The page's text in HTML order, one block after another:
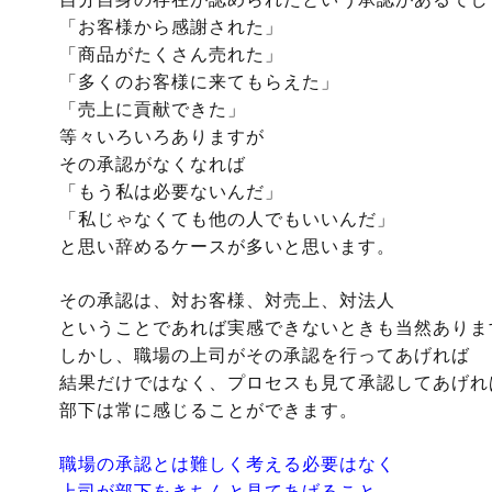
「お客様から感謝された」
「商品がたくさん売れた」
「多くのお客様に来てもらえた」
「売上に貢献できた」
等々いろいろありますが
その承認がなくなれば
「もう私は必要ないんだ」
「私じゃなくても他の人でもいいんだ」
と思い辞めるケースが多いと思います。
その承認は、対お客様、対売上、対法人
ということであれば実感できないときも当然あり
しかし、職場の上司がその承認を行ってあげれば
結果だけではなく、プロセスも見て承認してあげれ
部下は常に感じることができます。
職場の承認とは難しく考える必要はなく